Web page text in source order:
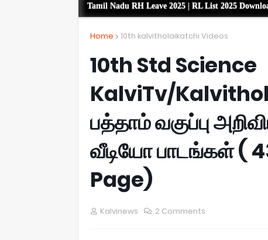
Tamil Nadu RH Leave 2025 | RL List 2025
Home 10th kalvitholaikatchi Videos
10th Std Science
KalviTv/
பத்தாம் வகுப்பு
வீடியோ பாடங்கள் (
Page)
Kalvinews 2 Comments